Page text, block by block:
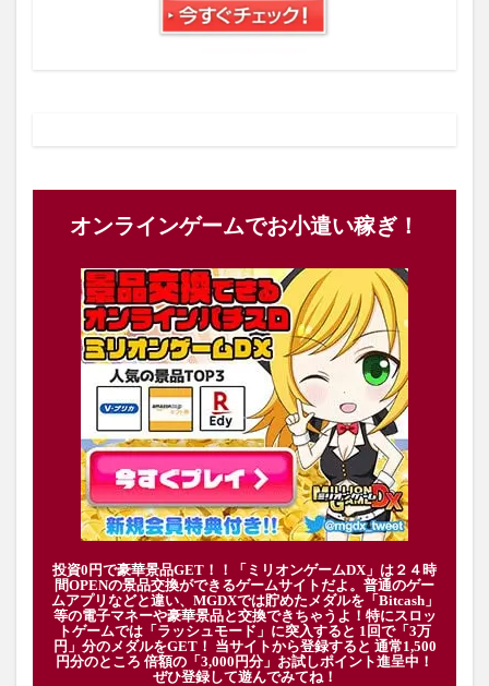
オンラインゲームでお小遣い稼ぎ！
投資0円で豪華景品GET！！「ミリオンゲームDX」は２４時
間OPENの景品交換ができるゲームサイトだよ。普通のゲー
ムアプリなどと違い、MGDXでは貯めたメダルを「Bitcash」
等の電子マネーや豪華景品と交換できちゃうよ！特にスロッ
トゲームでは「ラッシュモード」に突入すると 1回で「3万
円」分のメダルをGET！ 当サイトから登録すると 通常1,500
円分のところ 倍額の「3,000円分」お試しポイント進呈中！
ぜひ登録して遊んでみてね！